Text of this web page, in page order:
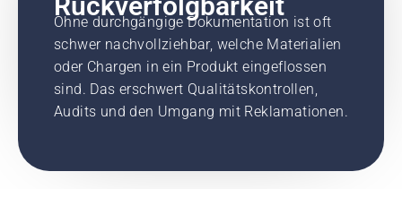
Ohne durchgängige Dokumentation ist oft
schwer nachvollziehbar, welche Materialien
oder Chargen in ein Produkt eingeflossen
sind. Das erschwert Qualitätskontrollen,
Audits und den Umgang mit Reklamationen.